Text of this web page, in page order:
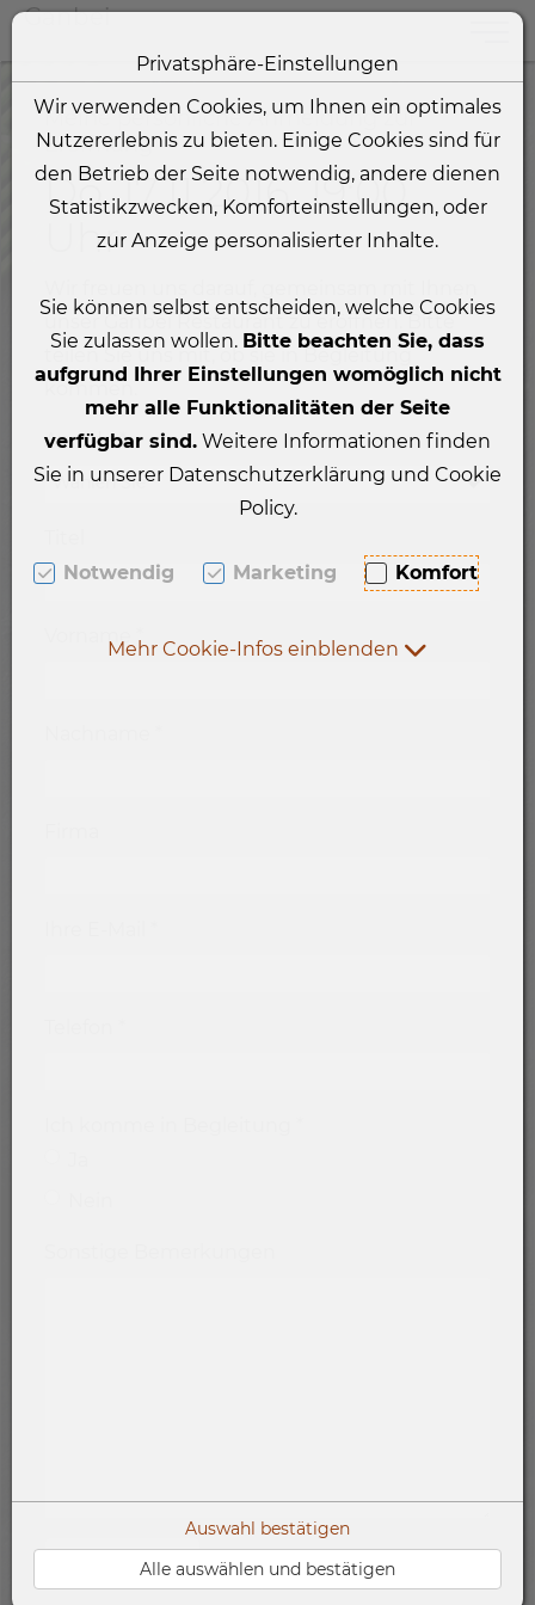
Zum Inhalt springen [AK + 0]
Zum Hauptmenü springen [AK + 1]
Zum linken senkrechten Seitenmenü springen [AK + 2]
Zum Icon-Menü unten am Browserrand springen [AK +
Zum Footer-Menü unten (angedockt an Browserrand)
Zum Widget-Menü rechts springen [AK + 5]
Ganbei
Meine persönliche Anmeldung zur
Eröffnung
Do, 17.11.2016, 19:00
Uhr
unser Ganbei Restaurant zu eröffnen. Bitte
teilen Sie uns mit, ob sie in Begleitung
kommen.
Anrede*
Wählen Sie
Vorname *
Privatsphäre-Einstellungen
Wir verwenden Cookies, um Ihnen ein optimales
Nutzererlebnis zu bieten. Einige Cookies sind für
den Betrieb der Seite notwendig, andere dienen
Statistikzwecken, Komforteinstellungen, oder
zur Anzeige personalisierter Inhalte.
Sie können selbst entscheiden, welche Cookies
Sie zulassen wollen. Bitte beachten Sie, dass
aufgrund Ihrer Einstellungen womöglich nicht
mehr alle Funktionalitäten der Seite
verfügbar sind. Weitere Informationen finden
Sie in unserer Datenschutzerklärung und Cookie
Policy.
Notwendig Marketing Komfort
Mehr Cookie-Infos einblenden
Auswahl bestätigen
Alle auswählen und bestätigen